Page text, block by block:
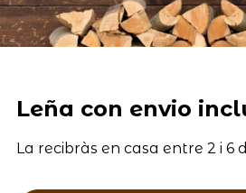
Leña con envio
La recibràs en casa entre 2 i 6